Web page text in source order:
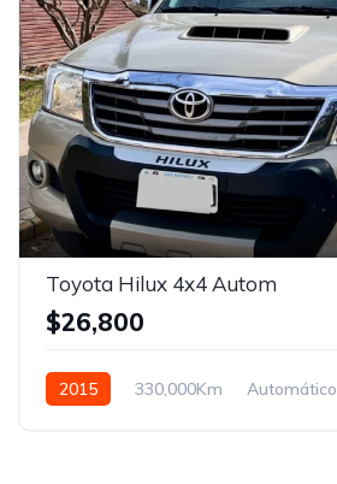
Toyota Hilux 4x4 Autom
$26,800
2015 330,000Km Automático